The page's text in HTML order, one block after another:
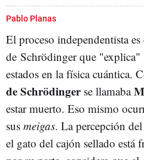
CÓDIGO PENAL
SALVADOR ILLA
Pablo Planas
El proceso independentista
de Schrödinger que "explica"
estados en la física cuántica.
de Schrödingerse llamaba
estar muerto. Eso mismo
sus meigas. La percepción
el gato del cajón sellado está